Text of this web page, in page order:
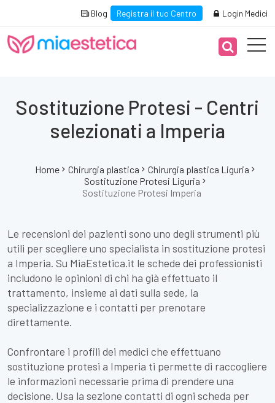
Blog Registra il tuo Centro Login Medici
Sostituzione Protesi - Centri
selezionati a Imperia
Home Chirurgia plastica
Chirurgia plastica Liguria
Sostituzione Protesi Liguria
Sostituzione Protesi Imperia
Le recensioni dei pazienti sono uno degli strumenti più
utili per scegliere uno specialista in sostituzione protesi
a Imperia. Su MiaEstetica.it le schede dei professionisti
includono le opinioni di chi ha già effettuato il
trattamento, insieme ai dati sulla sede, la
specializzazione e i contatti per prenotare
direttamente.
Confrontare i profili dei medici che effettuano
sostituzione protesi a Imperia ti permette di raccogliere
le informazioni necessarie prima di prendere una
decisione. Usa la sezione contatti di ogni scheda per